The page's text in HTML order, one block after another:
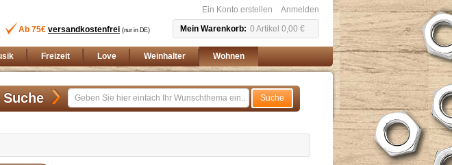
Ab 75€ versandkostenfrei (nur in DE)
Anmelden
Ein Konto erstellen
Mein Warenkorb
0 Artikel 0,00 €
Freizeit Love Weinhalter Wohnen
Suche Suche